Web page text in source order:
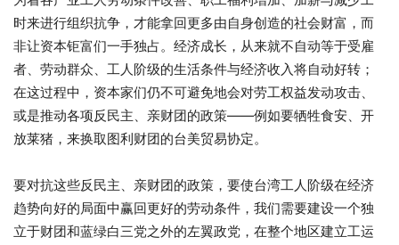
时来进行组织抗争，才能拿回更多由自身创造的社会财富，而
非让资本钜富们一手独占。经济成长，从来就不自动等于受雇
者、劳动群众、工人阶级的生活条件与经济收入将自动好转；
在这过程中，资本家们仍不可避免地会对劳工权益发动攻击、
或是推动各项反民主、亲财团的政策——例如要牺牲食安、开
放莱猪，来换取图利财团的台美贸易协定。
要对抗这些反民主、亲财团的政策，要使台湾工人阶级在经济
趋势向好的局面中赢回更好的劳动条件，我们需要建设一个独
立于财团和蓝绿白三党之外的左翼政党，在整个地区建立工运